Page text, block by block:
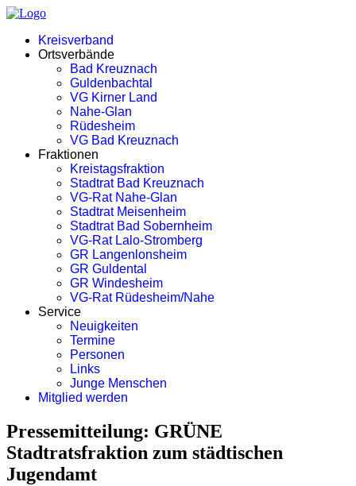
Kreisverband
Ortsverbände
Bad Kreuznach
Guldenbachtal
VG Kirner Land
Nahe-Glan
Rüdesheim
VG Bad Kreuznach
Fraktionen
Kreistagsfraktion
Stadtrat Bad Kreuznach
VG-Rat Nahe-Glan
Stadtrat Meisenheim
Stadtrat Bad Sobernheim
VG-Rat Lalo-Stromberg
GR Langenlonsheim
GR Guldental
GR Windesheim
VG-Rat Rüdesheim/Nahe
Service
Neuigkeiten
Termine
Personen
Links
Junge Menschen
Mitglied werden
Pressemitteilung: GRÜNE
Stadtratsfraktion zum städtischen
Jugendamt